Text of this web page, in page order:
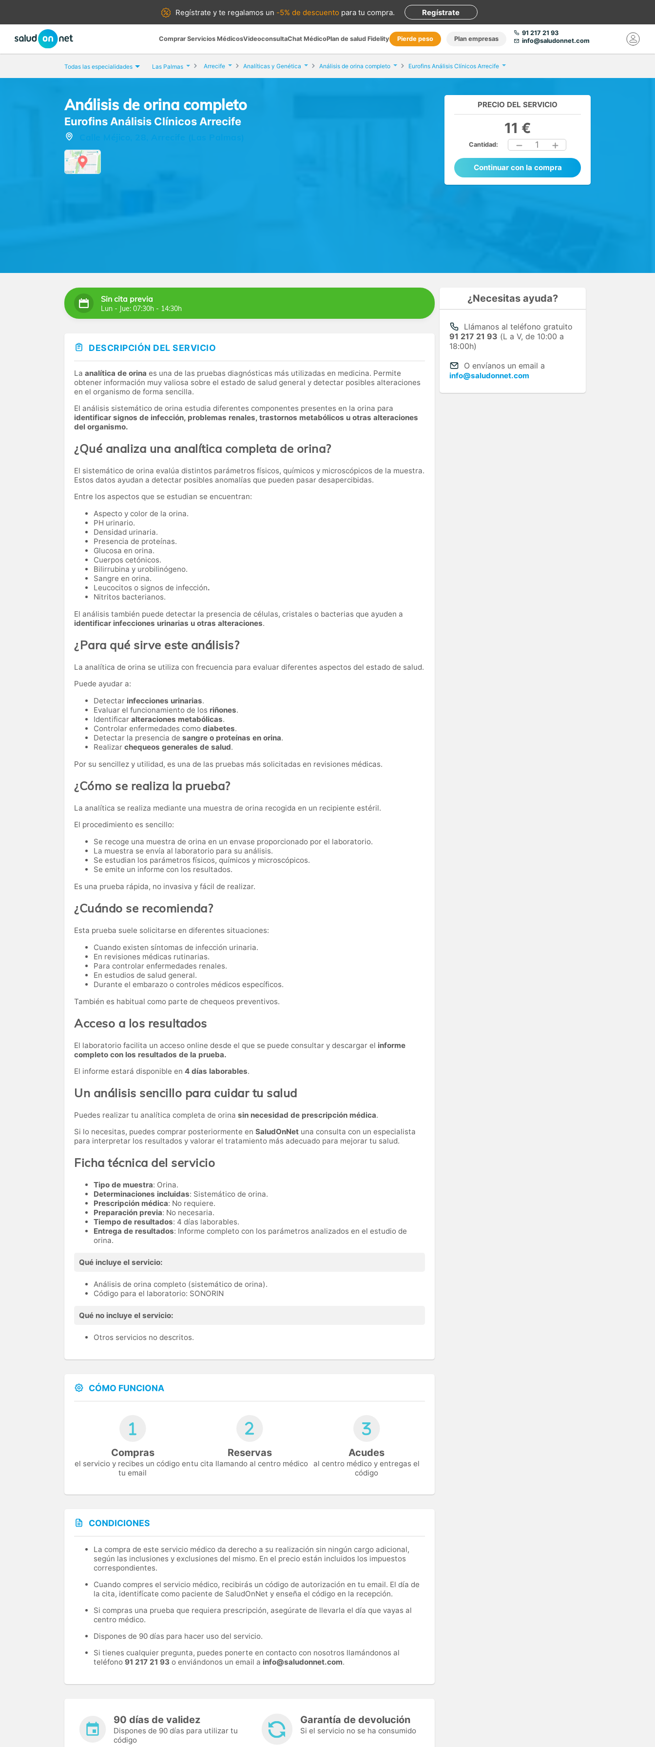
Regístrate yte regalamos un -5% de descuento para tu compra. Regístrate
Comprar Servicios MédicosVideoconsultaChat MédicoPlan de salud Fidelity Pierde peso Plan empresas
91 217 21 93
info@saludonnet.com
Todas las especialidades Las Palmas Arrecife Analíticas y Genética Análisis de orina completo Eurofins Análisis Clínicos Arrecife
Análisis de orina completo
Eurofins Análisis Clínicos Arrecife
PRECIO DEL SERVICIO
11 €
Cantidad: 1
Continuar con la compra
Sin cita previa
Lun - Jue: 07:30h - 14:30h
DESCRIPCIÓN DEL SERVICIO
La analítica de orina es una de las pruebas diagnósticas más utilizadas en medicina. Permite
obtener información muy valiosa sobre el estado de salud general y detectar posibles alteraciones
en el organismo de forma sencilla.
El análisis sistemático de orina estudia diferentes componentes presentes en la orina para
identificar signos de infección, problemas renales, trastornos metabólicos u otras alteraciones
del organismo.
¿Qué analiza una analítica completa de orina?
El sistemático de orina evalúa distintos parámetros físicos, químicos y microscópicos de la muestra.
Estos datos ayudan a detectar posibles anomalías que pueden pasar desapercibidas.
Entre los aspectos que se estudian se encuentran:
Aspecto y color de la orina.
PH urinario.
Densidad urinaria.
Presencia de proteínas.
Glucosa en orina.
Cuerpos cetónicos.
Bilirrubina y urobilinógeno.
Sangre en orina.
Leucocitos o signos de infección.
Nitritos bacterianos.
El análisis también puede detectar la presencia de células, cristales o bacterias que ayuden a
identificar infecciones urinarias u otras alteraciones.
¿Para qué sirve este análisis?
La analítica de orina se utiliza con frecuencia para evaluar diferentes aspectos del estado de salud.
Puede ayudar a:
Detectar infecciones urinarias.
Evaluar el funcionamiento de los riñones.
Identificar alteraciones metabólicas.
Controlar enfermedades como diabetes.
Detectar la presencia de sangre o proteínas en orina.
Realizar chequeos generales de salud.
Por su sencillez y utilidad, es una de las pruebas más solicitadas en revisiones médicas.
¿Cómo se realiza la prueba?
La analítica se realiza mediante una muestra de orina recogida en un recipiente estéril.
El procedimiento es sencillo:
Se recoge una muestra de orina en un envase proporcionado por el laboratorio.
La muestra se envía al laboratorio para su análisis.
Se estudian los parámetros físicos, químicos y microscópicos.
Se emite un informe con los resultados.
Es una prueba rápida, no invasiva y fácil de realizar.
¿Cuándo se recomienda?
Esta prueba suele solicitarse en diferentes situaciones:
Cuando existen síntomas de infección urinaria.
En revisiones médicas rutinarias.
Para controlar enfermedades renales.
En estudios de salud general.
Durante el embarazo o controles médicos específicos.
También es habitual como parte de chequeos preventivos.
Acceso a los resultados
El laboratorio facilita un acceso online desde el que se puede consultar y descargar el informe
completo con los resultados de la prueba.
El informe estará disponible en 4 días laborables.
Un análisis sencillo para cuidar tu salud
Puedes realizar tu analítica completa de orina sin necesidad de prescripción médica.
Si lo necesitas, puedes comprar posteriormente en SaludOnNet una consulta con un especialista
para interpretar los resultados y valorar el tratamiento más adecuado para mejorar tu salud.
Ficha técnica del servicio
Tipo de muestra: Orina.
Determinaciones incluidas: Sistemático de orina.
Prescripción médica: No requiere.
Preparación previa: No necesaria.
Tiempo de resultados: 4 días laborables.
Entrega de resultados: Informe completo con los parámetros analizados en el estudio de
orina.
Qué incluye el servicio:
Análisis de orina completo (sistemático de orina).
Código para el laboratorio: SONORIN
Qué no incluye el servicio:
Otros servicios no descritos.
CÓMO FUNCIONA
Compras
el servicio y recibes un código en
tu email
Reservas
tu cita llamando al centro médico
Acudes
al centro médico y entregas el
código
CONDICIONES
La compra de este servicio médico da derecho a su realización sin ningún cargo adicional,
según las inclusiones y exclusiones del mismo. En el precio están incluidos los impuestos
correspondientes.
Cuando compres el servicio médico, recibirás un código de autorización en tu email. El día de
la cita, identifícate como paciente de SaludOnNet y enseña el código en la recepción.
Si compras una prueba que requiera prescripción, asegúrate de llevarla el día que vayas al
centro médico.
Dispones de 90 días para hacer uso del servicio.
Si tienes cualquier pregunta, puedes ponerte en contacto con nosotros llamándonos al
teléfono 91 217 21 93 o enviándonos un email a info@saludonnet.com.
90 días de validez
Dispones de 90 días para utilizar tu
código
Garantía de devolución
Si el servicio no se ha consumido
¿Necesitas ayuda?
Llámanos al teléfono gratuito
91 217 21 93 (L a V, de 10:00 a
18:00h)
O envíanos un email a
info@saludonnet.com